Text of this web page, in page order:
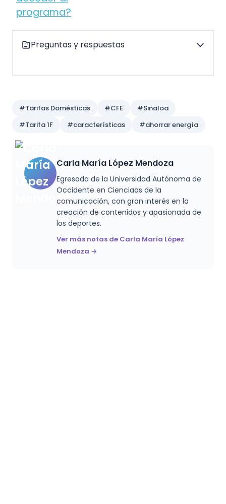
Preguntas y respuestas
#Tarifas Domésticas #CFE
#Sinaloa
#Tarifa 1F
#características #ahorrar energía
Carla María López Mendoza
Egresada de la Universidad Autónoma de
Occidente en Cienciaas de la
comunicación, con gran interés en la
creación de contenidos y apasionada de
los deportes.
Ver más notas de Carla María López
Mendoza →